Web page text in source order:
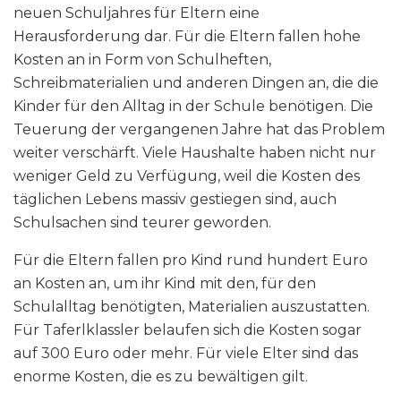
neuen Schuljahres für Eltern eine
Herausforderung dar. Für die Eltern fallen hohe
Kosten an in Form von Schulheften,
Schreibmaterialien und anderen Dingen an, die die
Kinder für den Alltag in der Schule benötigen. Die
Teuerung der vergangenen Jahre hat das Problem
weiter verschärft. Viele Haushalte haben nicht nur
weniger Geld zu Verfügung, weil die Kosten des
täglichen Lebens massiv gestiegen sind, auch
Schulsachen sind teurer geworden.
Für die Eltern fallen pro Kind rund hundert Euro
an Kosten an, um ihr Kind mit den, für den
Schulalltag benötigten, Materialien auszustatten.
Für Taferlklassler belaufen sich die Kosten sogar
auf 300 Euro oder mehr. Für viele Elter sind das
enorme Kosten, die es zu bewältigen gilt.